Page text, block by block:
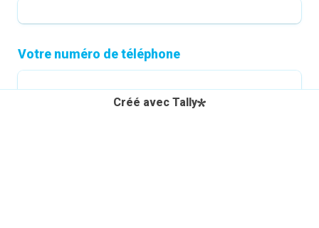
Votre numéro de téléphone
Créé avec Tally